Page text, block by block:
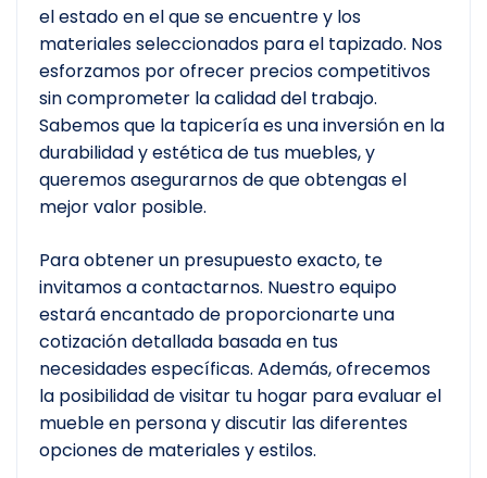
el estado en el que se encuentre y los
materiales seleccionados para el tapizado. Nos
esforzamos por ofrecer precios competitivos
sin comprometer la calidad del trabajo.
Sabemos que la tapicería es una inversión en la
durabilidad y estética de tus muebles, y
queremos asegurarnos de que obtengas el
mejor valor posible.
Para obtener un presupuesto exacto, te
invitamos a contactarnos. Nuestro equipo
estará encantado de proporcionarte una
cotización detallada basada en tus
necesidades específicas. Además, ofrecemos
la posibilidad de visitar tu hogar para evaluar el
mueble en persona y discutir las diferentes
opciones de materiales y estilos.